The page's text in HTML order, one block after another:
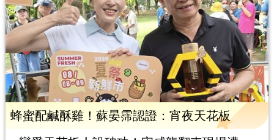
蜂蜜配鹹酥雞！蘇晏霈認證：宵夜天花板